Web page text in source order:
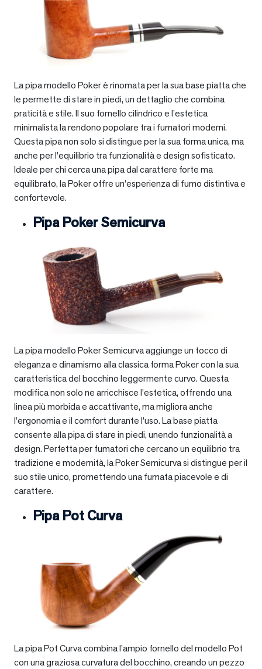
La pipa modello Poker è rinomata per la sua base piatta che
le permette di stare in piedi, un dettaglio che combina
praticità e stile. Il suo fornello cilindrico e l’estetica
minimalista la rendono popolare tra i fumatori moderni.
Questa pipa non solo si distingue per la sua forma unica, ma
anche per l’equilibrio tra funzionalità e design sofisticato.
Ideale per chi cerca una pipa dal carattere forte ma
equilibrato, la Poker offre un’esperienza di fumo distintiva e
confortevole.
Pipa Poker Semicurva
La pipa modello Poker Semicurva aggiunge un tocco di
eleganza e dinamismo alla classica forma Poker con la sua
caratteristica del bocchino leggermente curvo. Questa
modifica non solo ne arricchisce l’estetica, offrendo una
linea più morbida e accattivante, ma migliora anche
l’ergonomia e il comfort durante l’uso. La base piatta
consente alla pipa di stare in piedi, unendo funzionalità a
design. Perfetta per fumatori che cercano un equilibrio tra
tradizione e modernità, la Poker Semicurva si distingue per il
suo stile unico, promettendo una fumata piacevole e di
carattere.
Pipa Pot Curva
La pipa Pot Curva combina l’ampio fornello del modello Pot
con una graziosa curvatura del bocchino, creando un pezzo